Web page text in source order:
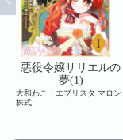
悪役令嬢サリエルの
夢(1)
大和わこ・エブリスタ マロン
株式